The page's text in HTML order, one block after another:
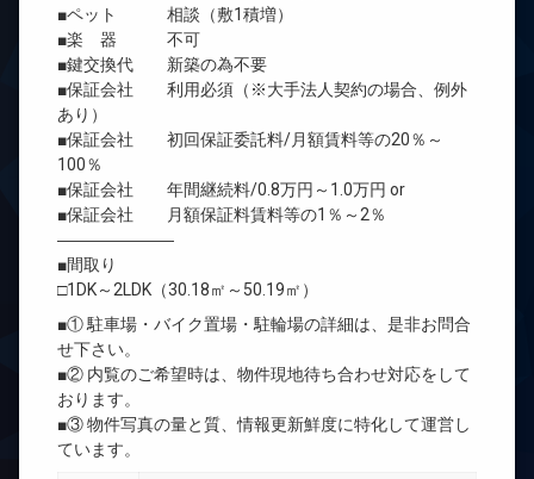
■ペット 相談（敷1積増）
■楽 器 不可
■鍵交換代 新築の為不要
■保証会社 利用必須（※大手法人契約の場合、例外
あり）
■保証会社 初回保証委託料/月額賃料等の20％～
100％
■保証会社 年間継続料/0.8万円～1.0万円 or
■保証会社 月額保証料賃料等の1％～2％
―――――――
■間取り
□1DK～2LDK（30.18㎡～50.19㎡）
■① 駐車場・バイク置場・駐輪場の詳細は、是非お問合
せ下さい。
■② 内覧のご希望時は、物件現地待ち合わせ対応をして
おります。
■③ 物件写真の量と質、情報更新鮮度に特化して運営し
ています。